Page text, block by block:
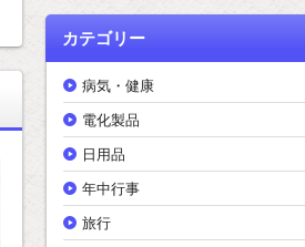
カテゴリー
病気・健康
電化製品
日用品
年中行事
旅行